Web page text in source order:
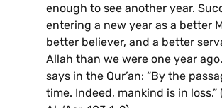
enough to see another year.
entering a new year as a better
better believer, and a better
Allah than we were one year
says in the Qur’an: “By the
time. Indeed, mankind is in loss.”